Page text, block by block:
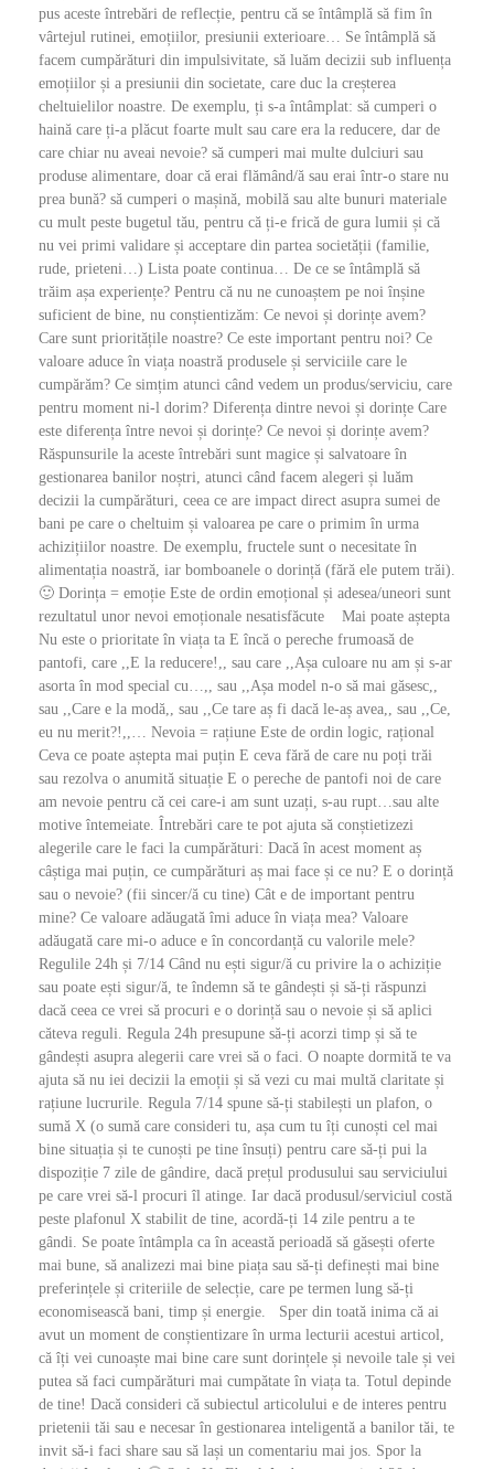
pus aceste întrebări de reflecție, pentru că se întâmplă să fim în
vârtejul rutinei, emoțiilor, presiunii exterioare… Se întâmplă să
facem cumpărături din impulsivitate, să luăm decizii sub influența
emoțiilor și a presiunii din societate, care duc la creșterea
cheltuielilor noastre. De exemplu, ți s-a întâmplat: să cumperi o
haină care ți-a plăcut foarte mult sau care era la reducere, dar de
care chiar nu aveai nevoie? să cumperi mai multe dulciuri sau
produse alimentare, doar că erai flămând/ă sau erai într-o stare nu
prea bună? să cumperi o mașină, mobilă sau alte bunuri materiale
cu mult peste bugetul tău, pentru că ți-e frică de gura lumii și că
nu vei primi validare și acceptare din partea societății (familie,
rude, prieteni…) Lista poate continua… De ce se întâmplă să
trăim așa experiențe? Pentru că nu ne cunoaștem pe noi înșine
suficient de bine, nu conștientizăm: Ce nevoi și dorințe avem?
Care sunt prioritățile noastre? Ce este important pentru noi? Ce
valoare aduce în viața noastră produsele și serviciile care le
cumpărăm? Ce simțim atunci când vedem un produs/serviciu, care
pentru moment ni-l dorim? Diferența dintre nevoi și dorințe Care
este diferența între nevoi și dorințe? Ce nevoi și dorințe avem?
Răspunsurile la aceste întrebări sunt magice și salvatoare în
gestionarea banilor noștri, atunci când facem alegeri și luăm
decizii la cumpărături, ceea ce are impact direct asupra sumei de
bani pe care o cheltuim și valoarea pe care o primim în urma
achizițiilor noastre. De exemplu, fructele sunt o necesitate în
alimentația noastră, iar bomboanele o dorință (fără ele putem trăi).
🙂 Dorința = emoție Este de ordin emoțional și adesea/uneori sunt
rezultatul unor nevoi emoționale nesatisfăcute Mai poate aștepta
Nu este o prioritate în viața ta E încă o pereche frumoasă de
pantofi, care ,,E la reducere!,, sau care ,,Așa culoare nu am și s-ar
asorta în mod special cu…,, sau ,,Așa model n-o să mai găsesc,,
sau ,,Care e la modă,, sau ,,Ce tare aș fi dacă le-aș avea,, sau ,,Ce,
eu nu merit?!,,… Nevoia = rațiune Este de ordin logic, rațional
Ceva ce poate aștepta mai puțin E ceva fără de care nu poți trăi
sau rezolva o anumită situație E o pereche de pantofi noi de care
am nevoie pentru că cei care-i am sunt uzați, s-au rupt…sau alte
motive întemeiate. Întrebări care te pot ajuta să conștietizezi
alegerile care le faci la cumpărături: Dacă în acest moment aș
câștiga mai puțin, ce cumpărături aș mai face și ce nu? E o dorință
sau o nevoie? (fii sincer/ă cu tine) Cât e de important pentru
mine? Ce valoare adăugată îmi aduce în viața mea? Valoare
adăugată care mi-o aduce e în concordanță cu valorile mele?
Regulile 24h și 7/14 Când nu ești sigur/ă cu privire la o achiziție
sau poate ești sigur/ă, te îndemn să te gândești și să-ți răspunzi
dacă ceea ce vrei să procuri e o dorință sau o nevoie și să aplici
căteva reguli. Regula 24h presupune să-ți acorzi timp și să te
gândești asupra alegerii care vrei să o faci. O noapte dormită te va
ajuta să nu iei decizii la emoții și să vezi cu mai multă claritate și
rațiune lucrurile. Regula 7/14 spune să-ți stabilești un plafon, o
sumă X (o sumă care consideri tu, așa cum tu îți cunoști cel mai
bine situația și te cunoști pe tine însuți) pentru care să-ți pui la
dispoziție 7 zile de gândire, dacă prețul produsului sau serviciului
pe care vrei să-l procuri îl atinge. Iar dacă produsul/serviciul costă
peste plafonul X stabilit de tine, acordă-ți 14 zile pentru a te
gândi. Se poate întâmpla ca în această perioadă să găsești oferte
mai bune, să analizezi mai bine piața sau să-ți definești mai bine
preferințele și criteriile de selecție, care pe termen lung să-ți
economisească bani, timp și energie. Sper din toată inima că ai
avut un moment de conștientizare în urma lecturii acestui articol,
că îți vei cunoaște mai bine care sunt dorințele și nevoile tale și vei
putea să faci cumpărături mai cumpătate în viața ta. Totul depinde
de tine! Dacă consideri că subiectul articolului e de interes pentru
prietenii tăi sau e necesar în gestionarea inteligentă a banilor tăi, te
invit să-i faci share sau să lași un comentariu mai jos. Spor la